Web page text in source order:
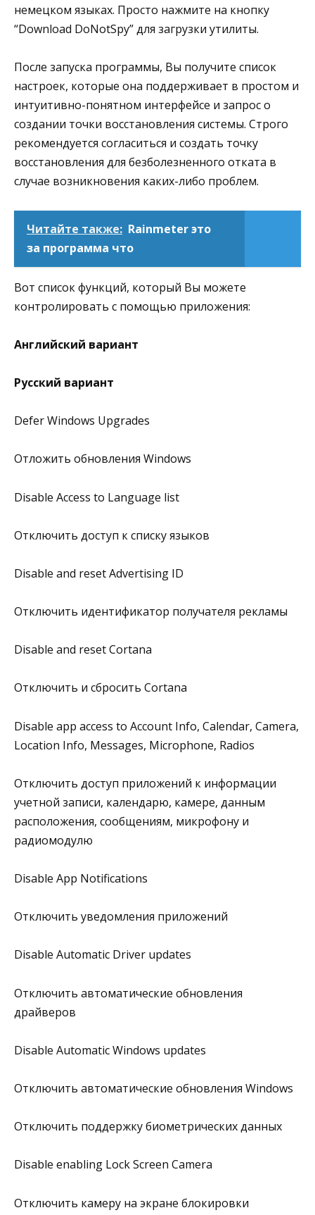
немецком языках. Просто нажмите на кнопку
“Download DoNotSpy” для загрузки утилиты.
После запуска программы, Вы получите список
настроек, которые она поддерживает в простом и
интуитивно-понятном интерфейсе и запрос о
создании точки восстановления системы. Строго
рекомендуется согласиться и создать точку
восстановления для безболезненного отката в
случае возникновения каких-либо проблем.
Читайте также: Rainmeter это
за программа что
Вот список функций, который Вы можете
контролировать с помощью приложения:
Английский вариант
Русский вариант
Defer Windows Upgrades
Отложить обновления Windows
Disable Access to Language list
Отключить доступ к списку языков
Disable and reset Advertising ID
Отключить идентификатор получателя рекламы
Disable and reset Cortana
Отключить и сбросить Cortana
Disable app access to Account Info, Calendar, Camera,
Location Info, Messages, Microphone, Radios
Отключить доступ приложений к информации
учетной записи, календарю, камере, данным
расположения, сообщениям, микрофону и
радиомодулю
Disable App Notifications
Отключить уведомления приложений
Disable Automatic Driver updates
Отключить автоматические обновления
драйверов
Disable Automatic Windows updates
Отключить автоматические обновления Windows
Отключить поддержку биометрических данных
Disable enabling Lock Screen Camera
Отключить камеру на экране блокировки